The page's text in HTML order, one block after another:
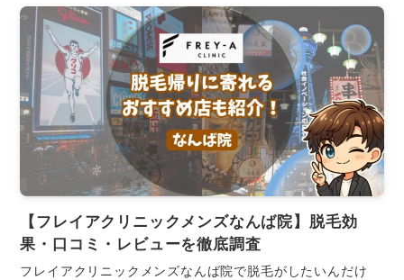
【フレイアクリニックメンズなんば院】脱毛効
果・口コミ・レビューを徹底調査
フレイアクリニックメンズなんば院で脱毛がしたいんだけ